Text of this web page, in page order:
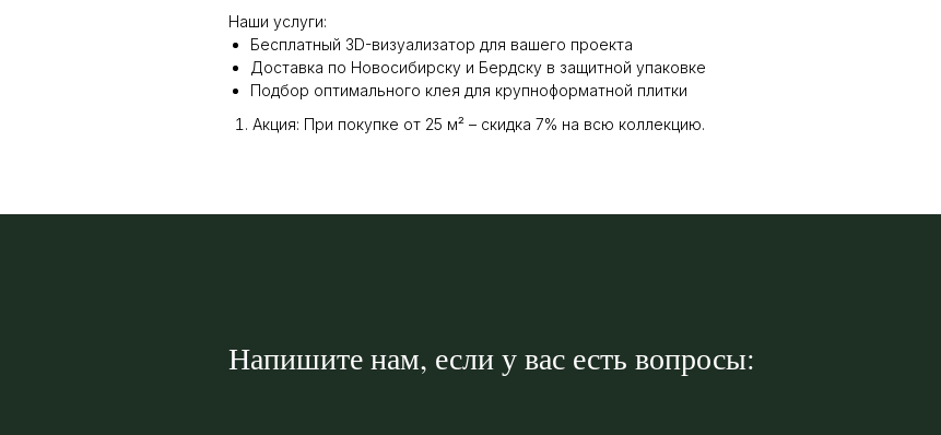
Наши услуги:
Бесплатный 3D-визуализатор для вашего проекта
Доставка по Новосибирску и Бердску в защитной упаковке
Подбор оптимального клея для крупноформатной плитки
Акция: При покупке от 25 м² – скидка 7% на всю коллекцию.
Напишите нам, если у вас есть вопросы: